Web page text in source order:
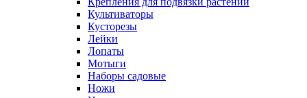
Культиваторы
Кусторезы
Лейки
Лопаты
Мотыги
Наборы садовые
Ножи